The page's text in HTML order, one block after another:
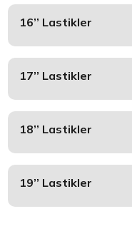
16’’ Lastikler
17’’ Lastikler
18’’ Lastikler
19’’ Lastikler